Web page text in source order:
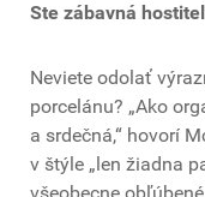
Ste zábavná
Neviete odolať
porcelánu? „Ako
a srdečná,“ hovorí
v štýle „len žiadna